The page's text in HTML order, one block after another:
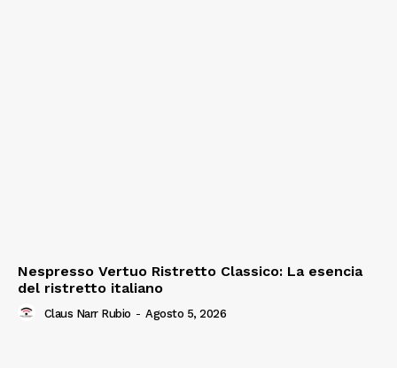
Nespresso Vertuo Ristretto Classico: La esencia
del ristretto italiano
Claus Narr Rubio - Agosto 5, 2026